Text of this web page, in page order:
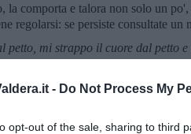
- Do Not Process My
opt-out of the sale, sharing to third
comporta e talora non solo un po',
regolarsi: se persiste consultate un
mi strappo il cuore dal petto
che ho letto da qualche
quel "lettere" mi pare
una frase gridata da un inquilino
del disamore. Dell'abbandono. Il
qui, al giorno d'oggi, va pure bene.